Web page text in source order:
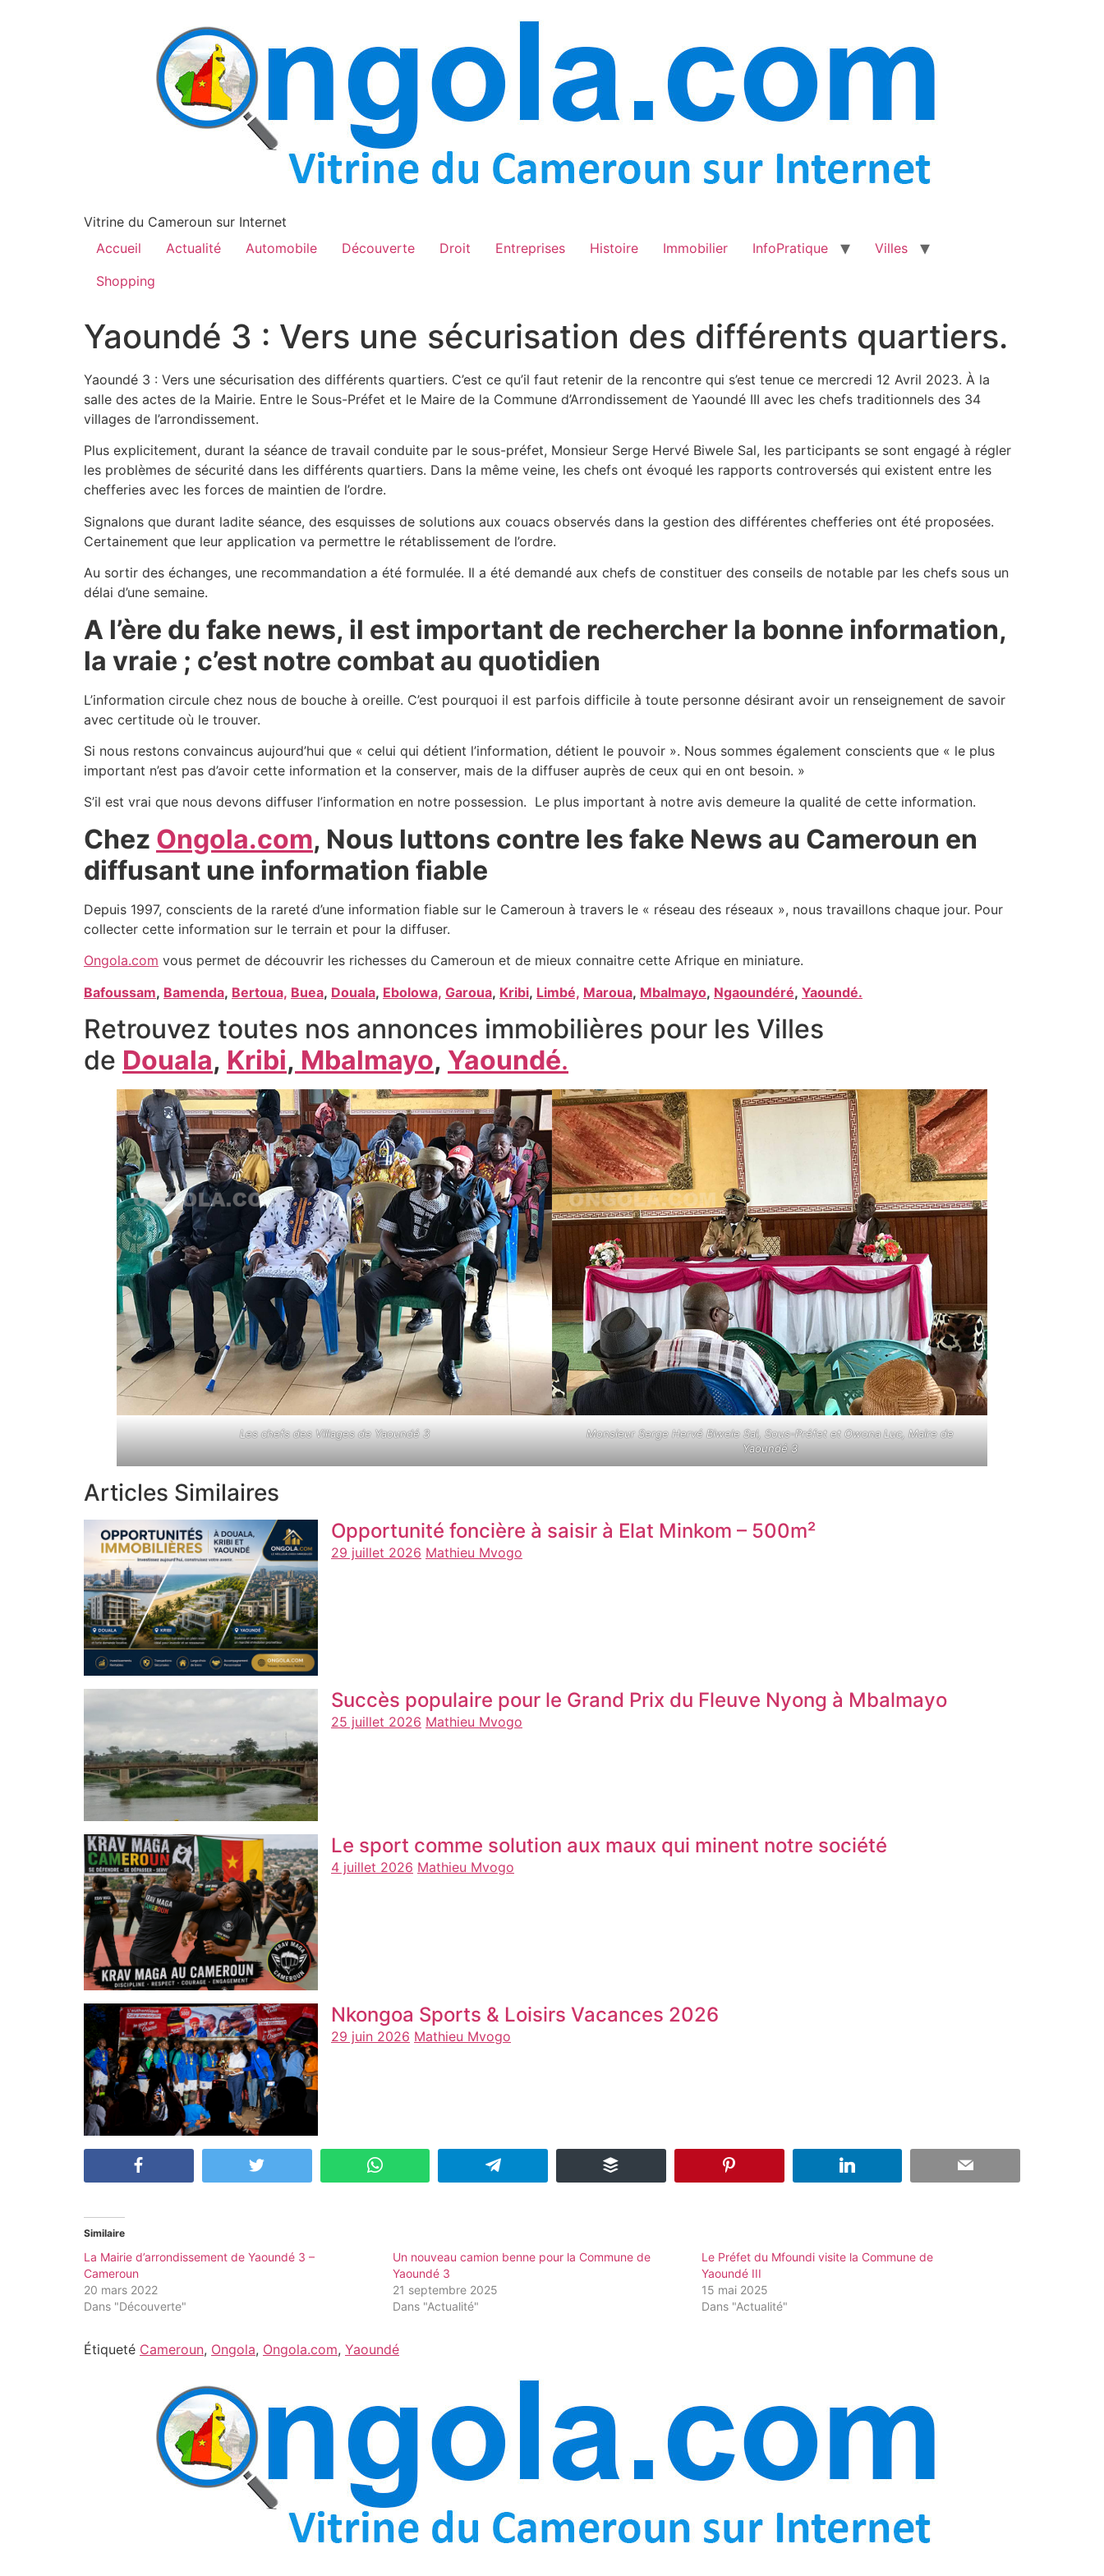
Vitrine du Cameroun sur Internet
Accueil
Actualité Automobile Découverte Droit Entreprises Histoire Immobilier InfoPratique
Villes
Shopping
Yaoundé 3 : Vers une sécurisation des différents quartiers.
Yaoundé 3 : Vers une sécurisation des différents quartiers. C’est ce qu’il faut retenir de la rencontre qui s’est tenue ce mercredi 12 Avril 2023. À la
salle des actes de la Mairie. Entre le Sous-Préfet et le Maire de la Commune d’Arrondissement de Yaoundé III avec les chefs traditionnels des 34
villages de l’arrondissement.
Plus explicitement, durant la séance de travail conduite par le sous-préfet, Monsieur Serge Hervé Biwele Sal, les participants se sont engagé à régler
les problèmes de sécurité dans les différents quartiers. Dans la même veine, les chefs ont évoqué les rapports controversés qui existent entre les
chefferies avec les forces de maintien de l’ordre.
Signalons que durant ladite séance, des esquisses de solutions aux couacs observés dans la gestion des différentes chefferies ont été proposées.
Certainement que leur application va permettre le rétablissement de l’ordre.
Au sortir des échanges, une recommandation a été formulée. Il a été demandé aux chefs de constituer des conseils de notable par les chefs sous un
délai d’une semaine.
A l’ère du fake news, il est important de rechercher la bonne information,
la vraie ; c’est notre combat au quotidien
L’information circule chez nous de bouche à oreille. C’est pourquoi il est parfois difficile à toute personne désirant avoir un renseignement de savoir
avec certitude où le trouver.
Si nous restons convaincus aujourd’hui que « celui qui détient l’information, détient le pouvoir ». Nous sommes également conscients que « le plus
important n’est pas d’avoir cette information et la conserver, mais de la diffuser auprès de ceux qui en ont besoin. »
S’il est vrai que nous devons diffuser l’information en notre possession. Le plus important à notre avis demeure la qualité de cette information.
Chez Ongola.com, Nous luttons contre les fake News au Cameroun en
diffusant une information fiable
Depuis 1997, conscients de la rareté d’une information fiable sur le Cameroun à travers le « réseau des réseaux », nous travaillons chaque jour. Pour
collecter cette information sur le terrain et pour la diffuser.
Ongola.com vous permet de découvrir les richesses du Cameroun et de mieux connaitre cette Afrique en miniature.
Bafoussam, Bamenda, Bertoua, Buea, Douala, Ebolowa, Garoua, Kribi, Limbé, Maroua, Mbalmayo, Ngaoundéré, Yaoundé.
Retrouvez toutes nos annonces immobilières pour les Villes
de Douala, Kribi, Mbalmayo, Yaoundé.
Les chefs des Villages de Yaoundé 3
Monsieur Serge Hervé Biwele Sal, Sous-Préfet et Owona Luc, Maire de
Yaoundé 3
Articles Similaires
Opportunité foncière à saisir à Elat Minkom – 500m²
29 juillet 2026 Mathieu Mvogo
Succès populaire pour le Grand Prix du Fleuve Nyong à Mbalmayo
25 juillet 2026 Mathieu Mvogo
Le sport comme solution aux maux qui minent notre société
4 juillet 2026 Mathieu Mvogo
Nkongoa Sports & Loisirs Vacances 2026
29 juin 2026 Mathieu Mvogo
Similaire
La Mairie d’arrondissement de Yaoundé 3 –
Cameroun
20 mars 2022
Dans "Découverte"
Un nouveau camion benne pour la Commune de
Yaoundé 3
21 septembre 2025
Dans "Actualité"
Le Préfet du Mfoundi visite la Commune de
Yaoundé III
15 mai 2025
Dans "Actualité"
Étiqueté Cameroun, Ongola, Ongola.com, Yaoundé